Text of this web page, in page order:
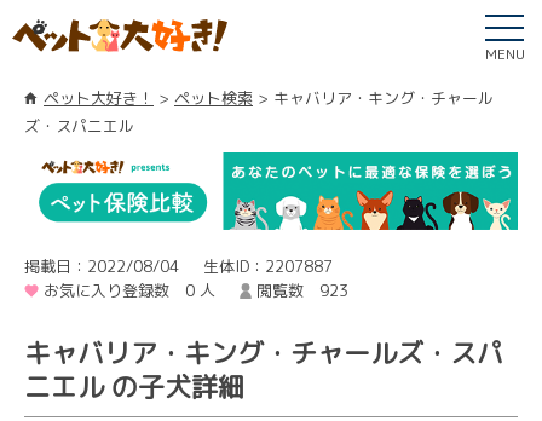
MENU
ペット大好き！ ペット検索
キャバリア・キング・チャール
ズ・スパニエル
掲載日：2022/08/04
生体ID：2207887
お気に入り登録数 0 人
閲覧数 923
キャバリア・キング・チャールズ・スパ
ニエル の子犬詳細